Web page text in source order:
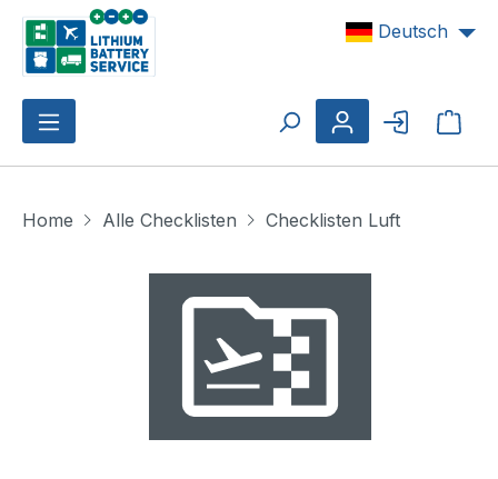
Zum Hauptinhalt springen Deutsch
Home Alle Checklisten
Checklisten Luft